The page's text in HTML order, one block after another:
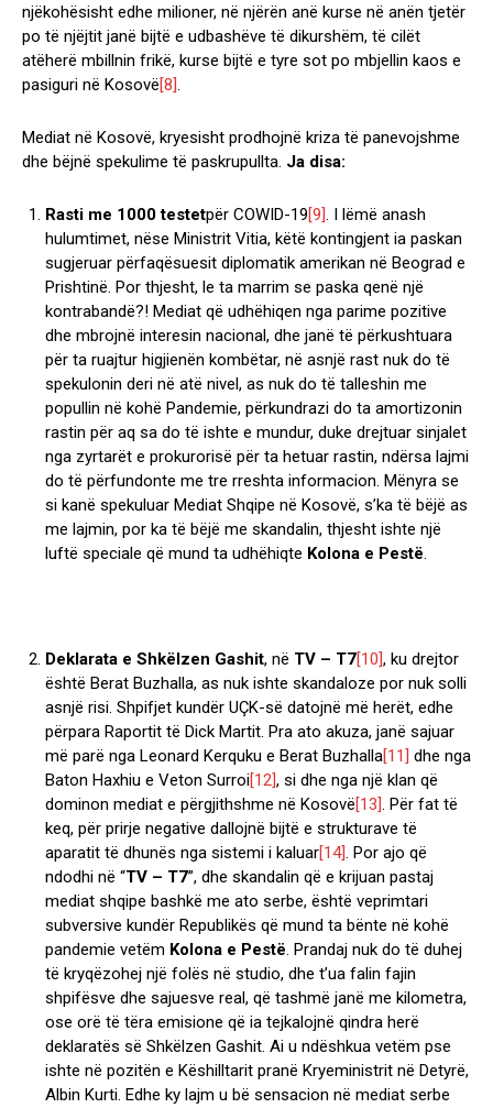
njëkohësisht edhe milioner, në njërën anë kurse në anën tjetër
po të njëjtit janë bijtë e udbashëve të dikurshëm, të cilët
atëherë mbillnin frikë, kurse bijtë e tyre sot po mbjellin kaos e
pasiguri në Kosovë[8].
Mediat në Kosovë, kryesisht prodhojnë kriza të panevojshme
dhe bëjnë spekulime të paskrupullta. Ja disa:
Rasti me 1000 testetpër COWID-19[9]. I lëmë anash
hulumtimet, nëse Ministrit Vitia, këtë kontingjent ia paskan
sugjeruar përfaqësuesit diplomatik amerikan në Beograd e
Prishtinë. Por thjesht, le ta marrim se paska qenë një
kontrabandë?! Mediat që udhëhiqen nga parime pozitive
dhe mbrojnë interesin nacional, dhe janë të përkushtuara
për ta ruajtur higjienën kombëtar, në asnjë rast nuk do të
spekulonin deri në atë nivel, as nuk do të talleshin me
popullin në kohë Pandemie, përkundrazi do ta amortizonin
rastin për aq sa do të ishte e mundur, duke drejtuar sinjalet
nga zyrtarët e prokurorisë për ta hetuar rastin, ndërsa lajmi
do të përfundonte me tre rreshta informacion. Mënyra se
si kanë spekuluar Mediat Shqipe në Kosovë, s’ka të bëjë as
me lajmin, por ka të bëjë me skandalin, thjesht ishte një
luftë speciale që mund ta udhëhiqte Kolona e Pestë.
Deklarata e Shkëlzen Gashit, në TV – T7[10], ku drejtor
është Berat Buzhalla, as nuk ishte skandaloze por nuk solli
asnjë risi. Shpifjet kundër UÇK-së datojnë më herët, edhe
përpara Raportit të Dick Martit. Pra ato akuza, janë sajuar
më parë nga Leonard Kerquku e Berat Buzhalla[11] dhe nga
Baton Haxhiu e Veton Surroi[12], si dhe nga një klan që
dominon mediat e përgjithshme në Kosovë[13]. Për fat të
keq, për prirje negative dallojnë bijtë e strukturave të
aparatit të dhunës nga sistemi i kaluar[14]. Por ajo që
ndodhi në “TV – T7”, dhe skandalin që e krijuan pastaj
mediat shqipe bashkë me ato serbe, është veprimtari
subversive kundër Republikës që mund ta bënte në kohë
pandemie vetëm Kolona e Pestë. Prandaj nuk do të duhej
të kryqëzohej një folës në studio, dhe t’ua falin fajin
shpifësve dhe sajuesve real, që tashmë janë me kilometra,
ose orë të tëra emisione që ia tejkalojnë qindra herë
deklaratës së Shkëlzen Gashit. Ai u ndëshkua vetëm pse
ishte në pozitën e Këshilltarit pranë Kryeministrit në Detyrë,
Albin Kurti. Edhe ky lajm u bë sensacion në mediat serbe